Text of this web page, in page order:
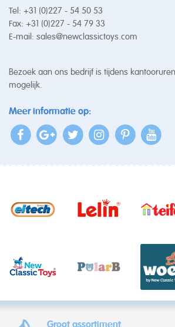
Tel: +31 (0)227 - 54 50 53
Fax: +31 (0)227 - 54 79 33
E-mail: sales@newclassictoys.com
Bezoek aan ons bedrijf is tijdens
mogelijk.
Meer informatie op: